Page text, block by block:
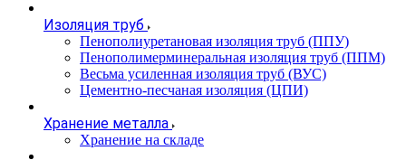
Изоляция труб
Пенополиуретановая изоляция труб (ППУ)
Пенополимерминеральная изоляция труб (ППМ)
Весьма усиленная изоляция труб (ВУС)
Цементно-песчаная изоляция (ЦПИ)
Хранение металла
Хранение на складе